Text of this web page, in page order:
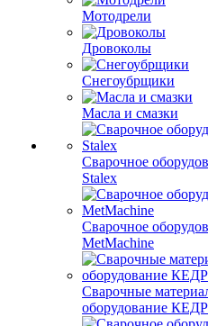
Мотодрели
Дровоколы
Снегоубрщики
Масла и смазки
Сварочное
Stalex
Сварочное
MetMachine
Сварочные
оборудование КЕДР